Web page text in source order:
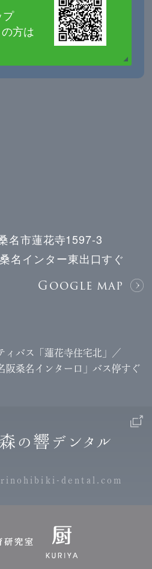
プ
方は
市蓮花寺1597-3
名インター東出口すぐ
Google map
ィバス「蓮花寺住宅北」／
阪桑名インター口」バス停すぐ
dental.com